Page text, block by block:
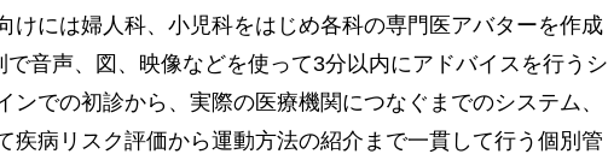
けには婦人科、小児科をはじめ各科の専門医アバターを作成
で音声、図、映像などを使って3分以内にアドバイスを行うシ
ンでの初診から、実際の医療機関につなぐまでのシステム、
疾病リスク評価から運動方法の紹介まで一貫して行う個別管